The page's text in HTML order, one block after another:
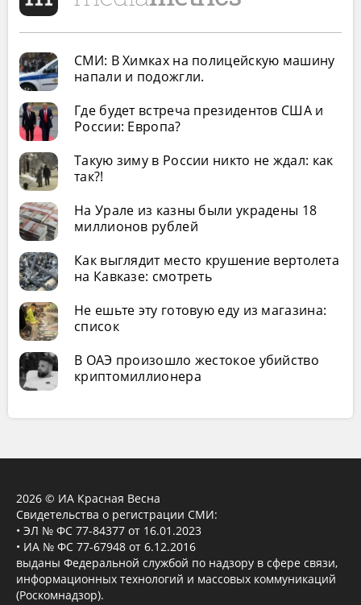
СМИ: В Химках на полицейскую машину
напали и подожгли.
Где будет встреча президентов США и
России: Европа?
Такую зиму в России никто не ждал: как
так?!
На Урале из казны были украдены 18
миллионов рублей
Как выглядит место крушение вертолета
на Кавказе: смотреть
Не ешьте эту готовую еду из магазина:
список
В ОАЭ произошло жестокое убийство
криптомиллионера
2026 © ИА Красная Весна
Свидетельства о регистрации СМИ:
• ЭЛ № ФС 77-84377 от 16.01.2023
• ИА № ФС 77-67948 от 6.12.2016
выданы Федеральной службой по надзору в сфере связи,
информационных технологий и массовых коммуникаций
(Роскомнадзор).